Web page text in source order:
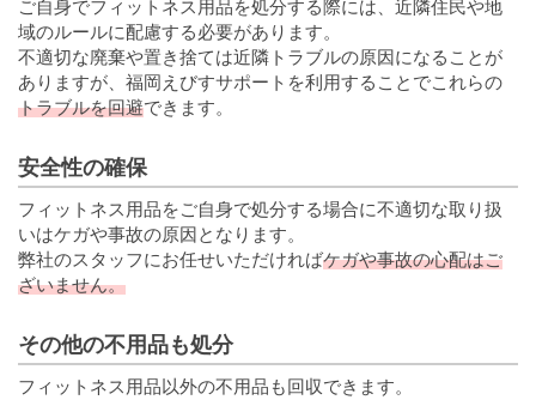
ご自身でフィットネス用品を処分する際には、近隣住民や地
域のルールに配慮する必要があります。
不適切な廃棄や置き捨ては近隣トラブルの原因になることが
ありますが、福岡えびすサポートを利用することでこれらの
トラブルを回避できます。
安全性の確保
フィットネス用品をご自身で処分する場合に不適切な取り扱
いはケガや事故の原因となります。
弊社のスタッフにお任せいただければケガや事故の心配はご
ざいません。
その他の不用品も処分
フィットネス用品以外の不用品も回収できます。